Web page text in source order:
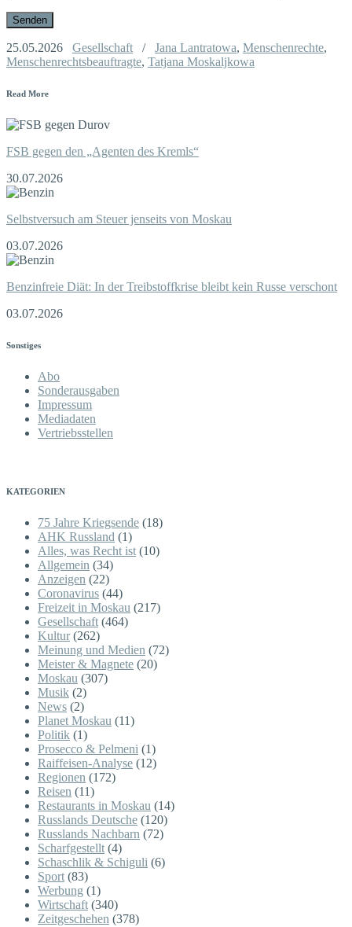
25.05.2026 Gesellschaft/ Jana Lantratowa, Menschenrechte,
Menschenrechtsbeauftragte, Tatjana Moskaljkowa
Read More
FSB gegen den „Agenten des Kremls“
30.07.2026
Selbstversuch am Steuer jenseits von Moskau
03.07.2026
Benzinfreie Diät: In der Treibstoffkrise bleibt kein Russe verschont
03.07.2026
Sonstiges
Abo
Sonderausgaben
Impressum
Mediadaten
Vertriebsstellen
KATEGORIEN
75 Jahre Kriegsende (18)
AHK Russland (1)
Alles, was Recht ist (10)
Allgemein (34)
Anzeigen (22)
Coronavirus (44)
Freizeit in Moskau (217)
Gesellschaft (464)
Kultur(262)
Meinung und Medien (72)
Meister & Magnete (20)
Moskau (307)
Musik (2)
News (2)
Planet Moskau (11)
Politik (1)
Prosecco & Pelmeni (1)
Raiffeisen-Analyse (12)
Regionen (172)
Reisen (11)
Restaurants in Moskau (14)
Russlands Deutsche (120)
Russlands Nachbarn (72)
Scharfgestellt (4)
Schaschlik & Schiguli (6)
Sport (83)
Werbung (1)
Wirtschaft (340)
Zeitgeschehen (378)